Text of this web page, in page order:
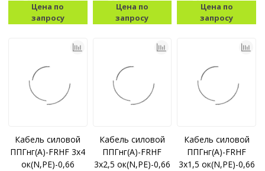
Цена по
запросу
Цена по
запросу
Цена по
запросу
Кабель силовой
ППГнг(А)-FRHF 3x4
ок(N,PE)-0,66
Кабель силовой
ППГнг(А)-FRHF
3x2,5 ок(N,PE)-0,66
Кабель силовой
ППГнг(А)-FRHF
3x1,5 ок(N,PE)-0,66